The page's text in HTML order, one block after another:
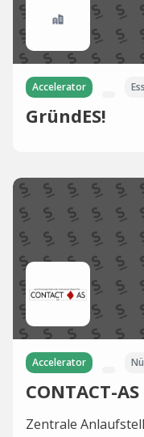
Accelerator
GründES!
Accelerator
CONTACT-AS
Zentrale